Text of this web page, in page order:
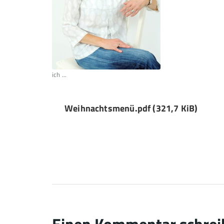
ich ...
Weihnachtsmenü.pdf(321,7 KiB)